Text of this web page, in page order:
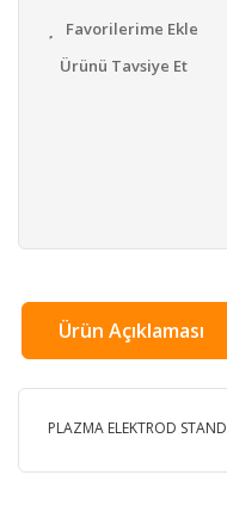
Ürünü Tavsiye Et
Ürün Açıklaması
PLAZMA ELEKTROD